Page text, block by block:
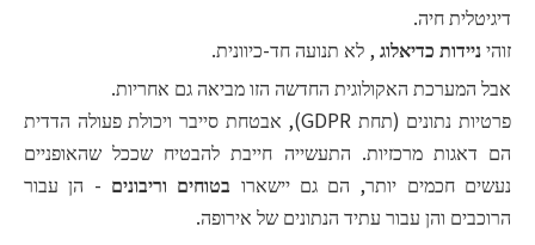
דיגיטלית חיה.
זוהיניידות כדיאלוג, לא תנועה חד-כיוונית.
אבל המערכת האקולוגית החדשה הזו מביאה גם אחריות.
פרטיות נתונים (תחת GDPR), אבטחת סייבר ויכולת פעולה הדדית
הם דאגות מרכזיות. התעשייה חייבת להבטיח שככל שהאופניים
נעשים חכמים יותר, הם גם יישארו בטוחים וריבונים - הן עבור
הרוכבים והן עבור עתיד הנתונים של אירופה.